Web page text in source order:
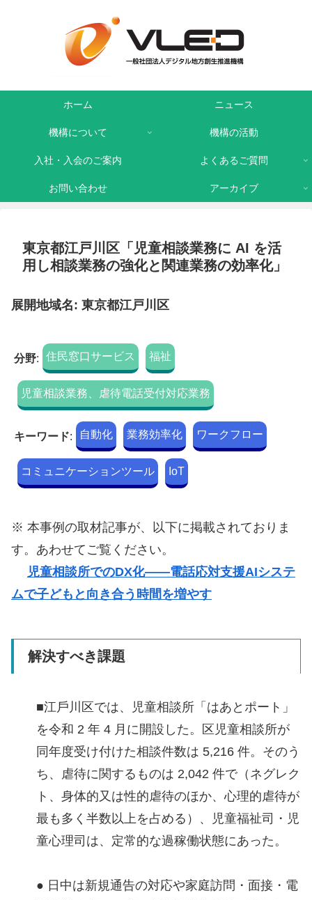
ホーム ニュース
機構について 機構の活動
入社・入会のご案内 よくあるご質問
お問い合わせ アーカイブ
東京都江戸川区「児童相談業務に AI を活
用し相談業務の強化と関連業務の効率化」
展開地域名: 東京都江戸川区
分野: 住民窓口サービス 福祉
児童相談業務、虐待電話受付対応業務
キーワード: 自動化 業務効率化 ワークフロー
コミュニケーションツール IoT
※ 本事例の取材記事が、以下に掲載されておりま
す。あわせてご覧ください。
児童相談所でのDX化――電話応対支援AIシステ
ムで子どもと向き合う時間を増やす
解決すべき課題
■江⼾川区では、児童相談所「はあとポート」
を令和 2 年 4 ⽉に開設した。区児童相談所が
同年度受け付けた相談件数は 5,216 件。そのう
ち、虐待に関するものは 2,042 件で（ネグレク
ト、身体的又は性的虐待のほか、心理的虐待が
最も多く半数以上を占める）、児童福祉司・児
童⼼理司は、定常的な過稼働状態にあった。
● ⽇中は新規通告の対応や家庭訪問・⾯接・電